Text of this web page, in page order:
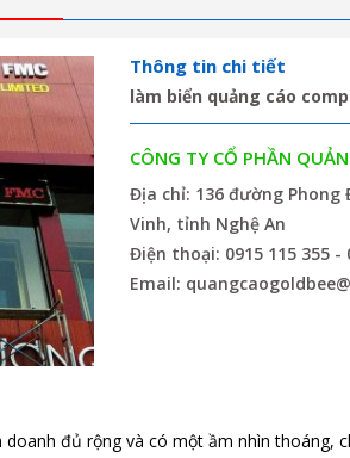
Thông tin chi tiết
làm biển quảng cáo
CÔNG TY CỔ PHẦN
Địa chỉ: 136 đường Phong
Vinh, tỉnh Nghệ An
Điện thoại: 0915 115 355 -
Email:
đủ rộng và có một ầm nhìn thoáng,